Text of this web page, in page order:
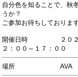
自分色を知ることで、秋
うか？
ご参加お待ちしておりま
開催日時 ２０２
２：００～１７：００
場所 AVA 3F